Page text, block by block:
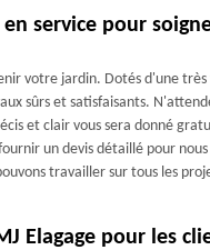
en service pour
votre jardin. Dotés d'une
sûrs et satisfaisants.
et clair vous sera donné
un devis détaillé pour nous
travailler sur tous les
Elagage pour les